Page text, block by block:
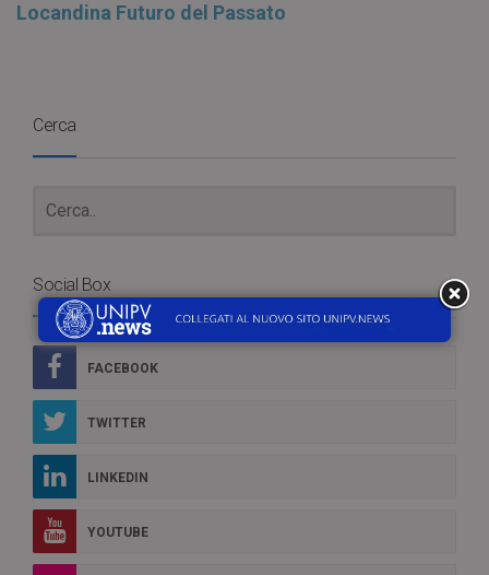
Locandina Futuro del Passato
Cerca
Social Box
FACEBOOK
TWITTER
LINKEDIN
YOUTUBE